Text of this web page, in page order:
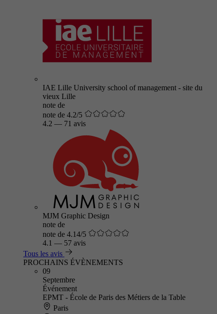
IAE Lille University school of management - site du
vieux Lille
note de
note de 4.2/5
4.2 — 71 avis
MJM Graphic Design
note de
note de 4.14/5
4.1 — 57 avis
Tous les avis
PROCHAINS ÉVÈNEMENTS
09
Septembre
Événement
EPMT - École de Paris des Métiers de la Table
Paris